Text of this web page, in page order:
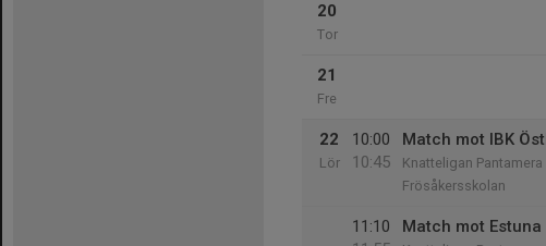
20
Tor
21
Fre
22
Lör
10:00
10:45
Match mot IBK
Knatteligan
Frösåkersskolan
11:10
Match mot Estuna